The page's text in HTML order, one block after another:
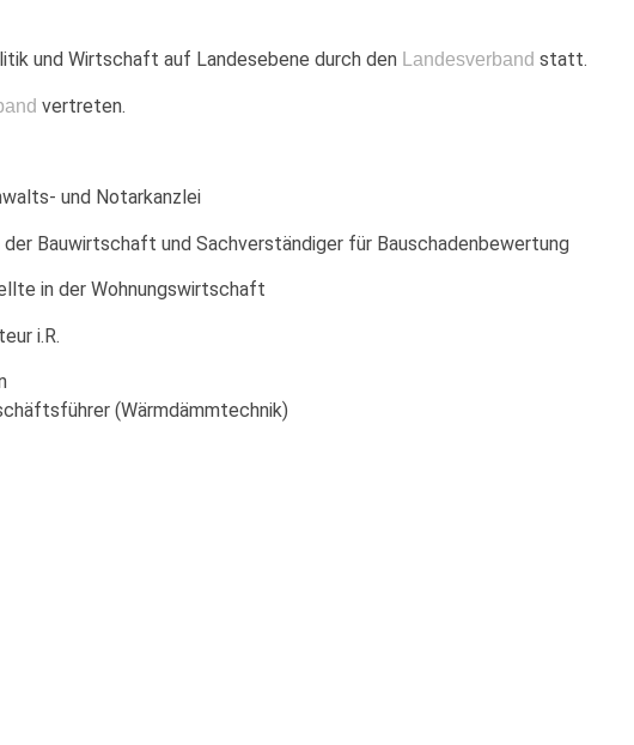
und Wirtschaft auf Landesebene durch den Landesverband statt.
vertreten.
und Notarkanzlei
Bauwirtschaft und Sachverständiger für Bauschadenbewertung
in der Wohnungswirtschaft
i.R.
(Wärmdämmtechnik)